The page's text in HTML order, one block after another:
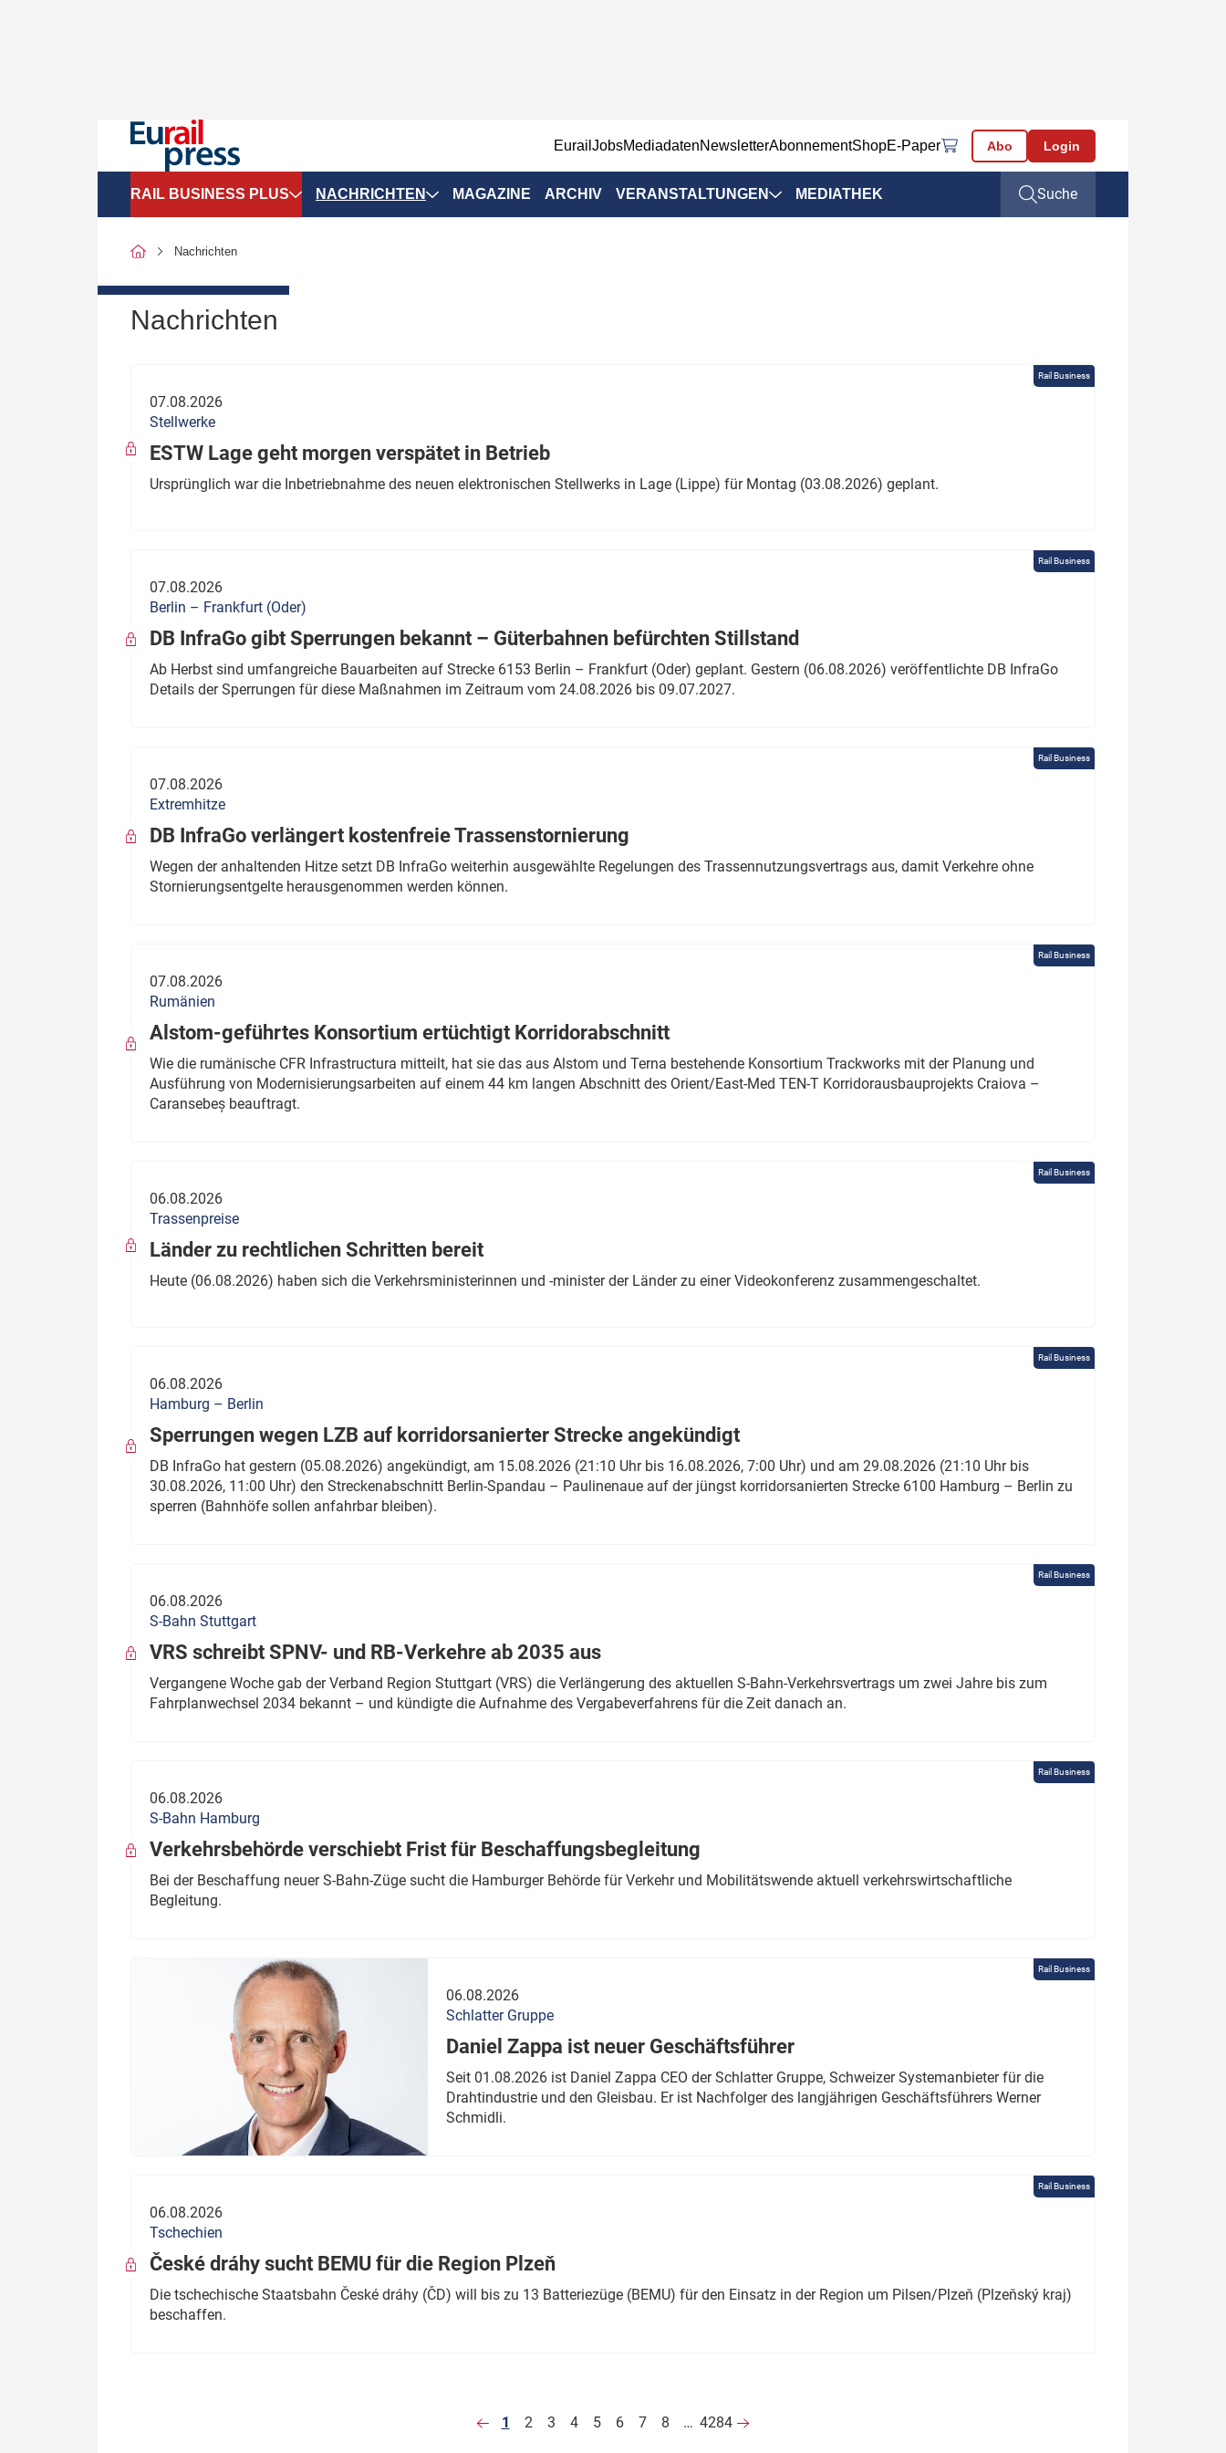
EurailJobsMediadatenNewsletterAbonnementShopE-Paper Abo Login
RAIL BUSINESS PLUS
SPNV-Marktdaten
Politik
Verbände: Wer spricht für
wen?
Thema des Monats
Dossier: Generalsanierung
Dossier: ETCS
NACHRICHTEN
Infrastruktur & Ausrüstung
MAGAZINE ARCHIV VERANSTALTUNGEN MEDIATHEK Suche
Nachrichten
Nachrichten
Rail Business
07.08.2026
Stellwerke
ESTW Lage geht morgen verspätet in Betrieb
Ursprünglich war die Inbetriebnahme des neuen elektronischen Stellwerks in Lage (Lippe) für Montag (03.08.2026) geplant.
Rail Business
07.08.2026
Berlin – Frankfurt (Oder)
DB InfraGo gibt Sperrungen bekannt – Güterbahnen befürchten Stillstand
Ab Herbst sind umfangreiche Bauarbeiten auf Strecke 6153 Berlin – Frankfurt (Oder) geplant. Gestern (06.08.2026) veröffentlichte DB InfraGo
Details der Sperrungen für diese Maßnahmen im Zeitraum vom 24.08.2026 bis 09.07.2027.
Rail Business
07.08.2026
Extremhitze
DB InfraGo verlängert kostenfreie Trassenstornierung
Wegen der anhaltenden Hitze setzt DB InfraGo weiterhin ausgewählte Regelungen des Trassennutzungsvertrags aus, damit Verkehre ohne
Stornierungsentgelte herausgenommen werden können.
Rail Business
07.08.2026
Rumänien
Alstom-geführtes Konsortium ertüchtigt Korridorabschnitt
Wie die rumänische CFR Infrastructura mitteilt, hat sie das aus Alstom und Terna bestehende Konsortium Trackworks mit der Planung und
Ausführung von Modernisierungsarbeiten auf einem 44 km langen Abschnitt des Orient/East-Med TEN-T Korridorausbauprojekts Craiova –
Caransebeș beauftragt.
Rail Business
06.08.2026
Trassenpreise
Länder zu rechtlichen Schritten bereit
Heute (06.08.2026) haben sich die Verkehrsministerinnen und -minister der Länder zu einer Videokonferenz zusammengeschaltet.
Rail Business
06.08.2026
Hamburg – Berlin
Sperrungen wegen LZB auf korridorsanierter Strecke angekündigt
DB InfraGo hat gestern (05.08.2026) angekündigt, am 15.08.2026 (21:10 Uhr bis 16.08.2026, 7:00 Uhr) und am 29.08.2026 (21:10 Uhr bis
30.08.2026, 11:00 Uhr) den Streckenabschnitt Berlin-Spandau – Paulinenaue auf der jüngst korridorsanierten Strecke 6100 Hamburg – Berlin zu
sperren (Bahnhöfe sollen anfahrbar bleiben).
Rail Business
06.08.2026
S-Bahn Stuttgart
VRS schreibt SPNV- und RB-Verkehre ab 2035 aus
Vergangene Woche gab der Verband Region Stuttgart (VRS) die Verlängerung des aktuellen S-Bahn-Verkehrsvertrags um zwei Jahre bis zum
Fahrplanwechsel 2034 bekannt – und kündigte die Aufnahme des Vergabeverfahrens für die Zeit danach an.
Rail Business
06.08.2026
S-Bahn Hamburg
Verkehrsbehörde verschiebt Frist für Beschaffungsbegleitung
Bei der Beschaffung neuer S-Bahn-Züge sucht die Hamburger Behörde für Verkehr und Mobilitätswende aktuell verkehrswirtschaftliche
Begleitung.
Rail Business
06.08.2026
Schlatter Gruppe
Daniel Zappa ist neuer Geschäftsführer
Seit 01.08.2026 ist Daniel Zappa CEO der Schlatter Gruppe, Schweizer Systemanbieter für die
Drahtindustrie und den Gleisbau. Er ist Nachfolger des langjährigen Geschäftsführers Werner
Schmidli.
Rail Business
06.08.2026
Tschechien
České dráhy sucht BEMU für die Region Plzeň
Die tschechische Staatsbahn České dráhy (ČD) will bis zu 13 Batteriezüge (BEMU) für den Einsatz in der Region um Pilsen/Plzeň (Plzeňský kraj)
beschaffen.
1 2 3 4 5 6 7 8 … 4284